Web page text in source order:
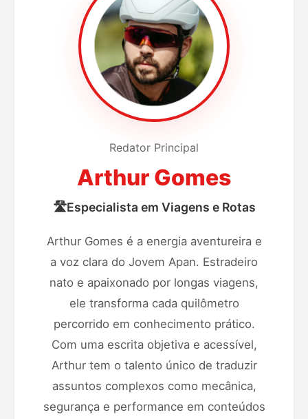
Redator Principal
Arthur Gomes
🛣️Especialista em Viagens e Rotas
Arthur Gomes é a energia aventureira e
a voz clara do Jovem Apan. Estradeiro
nato e apaixonado por longas viagens,
ele transforma cada quilômetro
percorrido em conhecimento prático.
Com uma escrita objetiva e acessível,
Arthur tem o talento único de traduzir
assuntos complexos como mecânica,
segurança e performance em conteúdos